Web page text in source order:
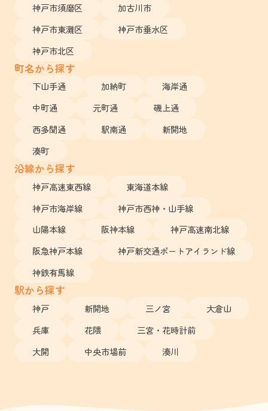
神戸市須磨区
加古川市
神戸市東灘区
神戸市垂水区
神戸市北区
町名から探す
下山手通 加納町
海岸通
中町通
元町通
磯上通
西多聞通
駅南通
新開地
湊町
沿線から探す
神戸高速東西線
東海道本線
神戸市海岸線
神戸市西神・山手線
山陽本線
阪神本線
神戸高速南北線
阪急神戸本線
神戸新交通ポートアイランド線
神鉄有馬線
駅から探す
神戸 新開地 三ノ宮
大倉山
兵庫
花隈
三宮・花時計前
大開
中央市場前 湊川